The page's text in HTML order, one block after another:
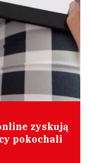
zyskują
pokochali